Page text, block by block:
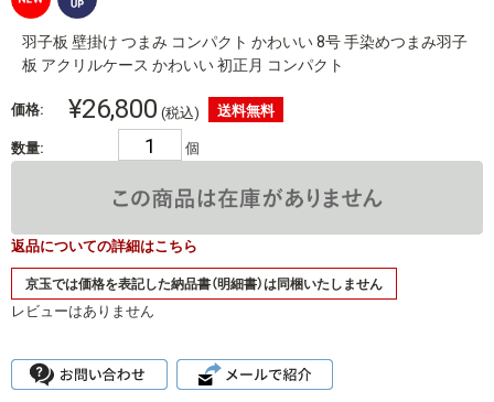
羽子板 壁掛け つまみ コンパクト かわいい 8号 手染めつまみ羽子
板 アクリルケース かわいい 初正月 コンパクト
価格: ¥26,800 (税込)
数量:
個
返品についての詳細はこちら
レビューはありません